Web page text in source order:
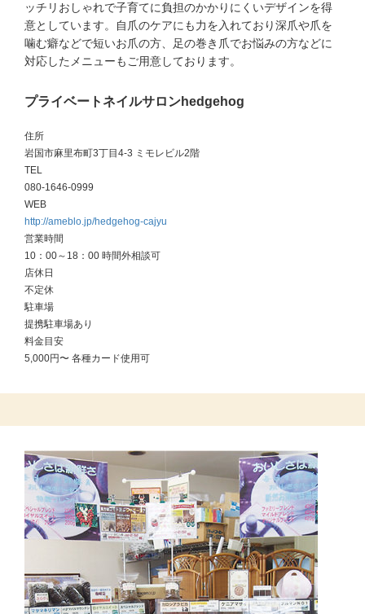
ッチリおしゃれで子育てに負担のかかりにくいデザインを得
意としています。自爪のケアにも力を入れており深爪や爪を
噛む癖などで短いお爪の方、足の巻き爪でお悩みの方などに
対応したメニューもご用意しております。
プライベートネイルサロンhedgehog
住所
岩国市麻里布町3丁目4-3 ミモレビル2階
TEL
080-1646-0999
WEB
http://ameblo.jp/hedgehog-cajyu
営業時間
10：00～18：00 時間外相談可
店休日
不定休
駐車場
提携駐車場あり
料金目安
5,000円〜 各種カード使用可